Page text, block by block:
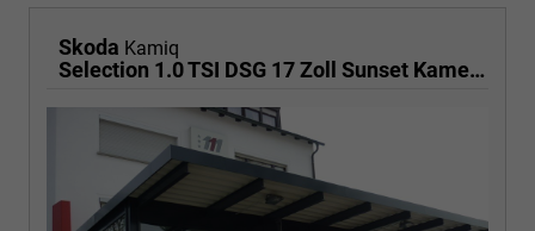
Skoda Kamiq
Selection 1.0 TSI DSG 17 Zoll Sunset Kamera PDC v+h